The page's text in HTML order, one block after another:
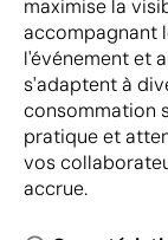
maximise la
accompagnant
l'événement et
s'adaptent à
consommation
pratique et
vos
accrue.